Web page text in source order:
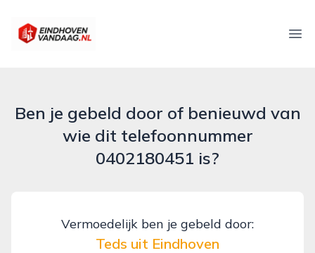
eindhovenvandaag.nl
Ben je gebeld door of benieuwd van
wie dit telefoonnummer
0402180451 is?
Vermoedelijk ben je gebeld door:
Teds uit Eindhoven